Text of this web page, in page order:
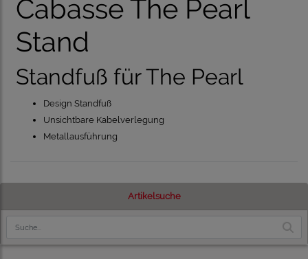
Cabasse The Pearl
Stand
Standfuß für The Pearl
Design Standfuß
Unsichtbare Kabelverlegung
Metallausführung
Artikelsuche